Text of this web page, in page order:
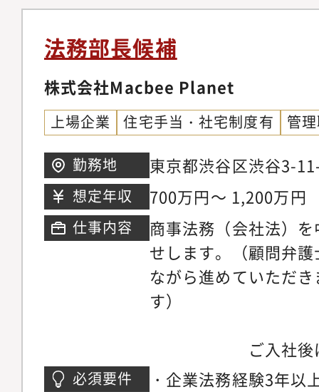
て、月ごとの件数や
現在の法務担当者の
おおよその割合は以
法務：60?70％ ・労
セキュリティ関連：
業務：10％程度その
法務、社内規程、コ
産法務、法令調査、
含まれます。 実際の
約件数や個別案件の
ます。2名体制への移
キャリア志向を踏ま
いきます。 ■トライ
の素養が求められる
ジできます。・コン
定です。特に現在は
に伴い、国内グルー
象範囲を拡大し、既
基準を再整備してい
ります。現局長や各
れまでのご経験を活
体を見据えた実効性
地道に形にし、実務
方を募集しています
ポジションは、将来
してご入社いただき
じて当社のビジネス
めていただくことを
連携しながら業務に
応じて、段階的に後
チームや案件をリー
ンマネジメントに限
進・統括経験を含む）
法務部長候補
株式会社Macbee Planet
上場企業 住宅手当・社宅制度有 管
勤務地 東京都渋谷区渋谷3-
想定年収 700万円～ 1,200万円
仕事内容
商事法務（会社法）
せします。（顧問弁
ながら進めていただき
ご入社後は契
程整備など日常の法
必須要件 ・企業法務経験3年以